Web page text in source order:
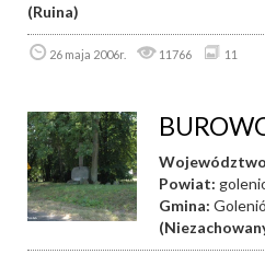
(Ruina)
26 maja 2006r. 11766 11
Powiat:
Gmina: